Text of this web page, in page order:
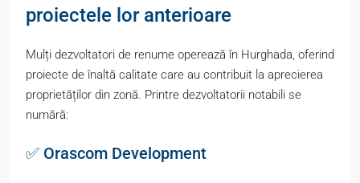
proiectele lor anterioare
Mulți dezvoltatori de renume operează în Hurghada, oferind
proiecte de înaltă calitate care au contribuit la aprecierea
proprietăților din zonă. Printre dezvoltatorii notabili se
numără:
✅ Orascom Development